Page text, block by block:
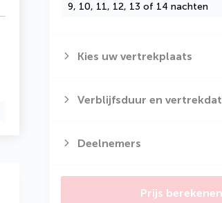
9, 10, 11, 12, 13 of 14 nachten
Kies uw vertrekplaats
Verblijfsduur en
Deelnemers
Prijs berekenen